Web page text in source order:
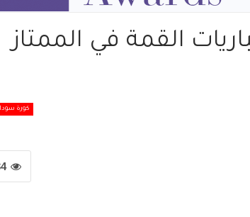
القمة في الممتاز
كورة